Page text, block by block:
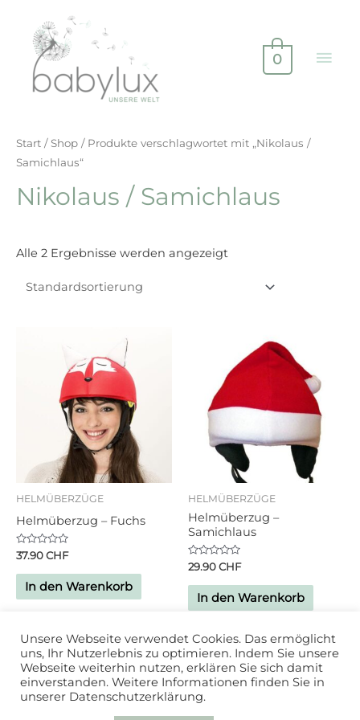
0
Start /Shop / Produkte verschlagwortet mit „Nikolaus /
Samichlaus“
Nikolaus / Samichlaus
Alle 2 Ergebnisse werden angezeigt
HELMÜBERZÜGE
Helmüberzug – Fuchs
Bewertet
mit
0
von
37.90CHF
In den Warenkorb
HELMÜBERZÜGE
Helmüberzug –
Samichlaus
Bewertet
mit
0
von
29.90CHF
In den Warenkorb
Unsere Webseite verwendet Cookies. Das ermöglicht
uns, Ihr Nutzerlebnis zu optimieren. Indem Sie unsere
Webseite weiterhin nutzen, erklären Sie sich damit
einverstanden. Weitere Informationen finden Sie in
unserer Datenschutzerklärung.